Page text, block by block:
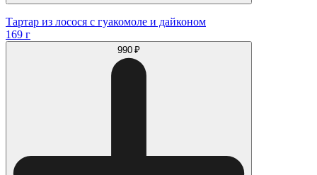
Тартар из лосося с гуакомоле и дайконом
169 г
990 ₽